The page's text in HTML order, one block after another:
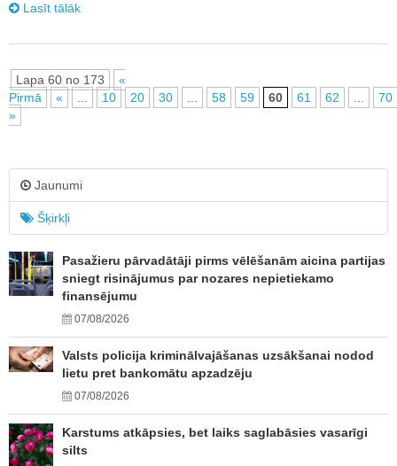
Lasīt tālāk
Lapa 60 no 173
«
Pirmā
« 10 20 30 58 59 60 61 62
70
»
Jaunumi
Šķirkļi
Pasažieru pārvadātāji pirms vēlēšanām aicina partijas
sniegt risinājumus par nozares nepietiekamo
finansējumu
07/08/2026
Valsts policija kriminālvajāšanas uzsākšanai nodod
lietu pret bankomātu apzadzēju
07/08/2026
Karstums atkāpsies, bet laiks saglabāsies vasarīgi
silts